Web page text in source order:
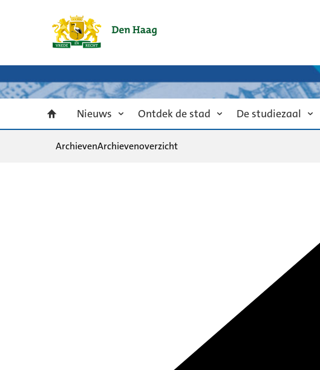
Nieuws Ontdek de stad De studiezaal
ArchievenArchievenoverzicht